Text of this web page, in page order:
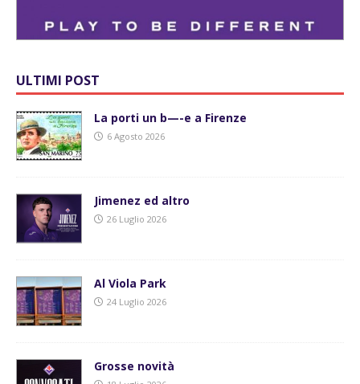
ULTIMI POST
La porti un b—-e a Firenze
6 Agosto 2026
Jimenez ed altro
26 Luglio 2026
Al Viola Park
24 Luglio 2026
Grosse novità